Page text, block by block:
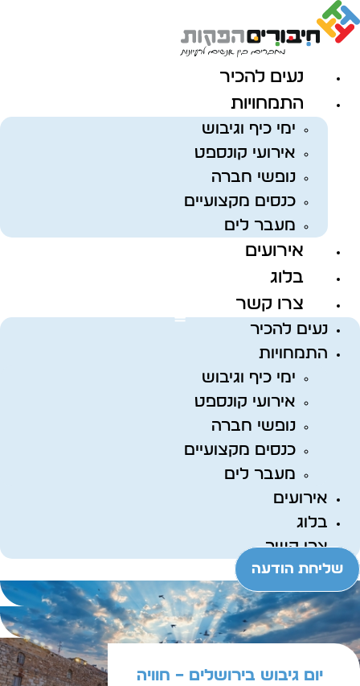
נעים להכיר
התמחויות
ימי כיף וגיבוש
אירועי קונספט
נופשי חברה
כנסים מקצועיים
מעבר לים
אירועים
בלוג
צרו קשר
נעים להכיר
התמחויות
ימי כיף וגיבוש
אירועי קונספט
נופשי חברה
כנסים מקצועיים
מעבר לים
אירועים
בלוג
צרו קשר
שליחת הודעה
יום גיבוש בירושלים – חוויה